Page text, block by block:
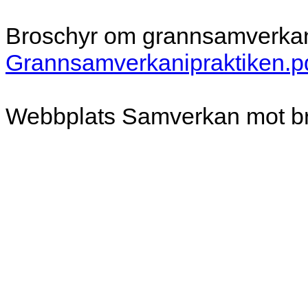
Broschyr om
Webbplats Samverkan mot